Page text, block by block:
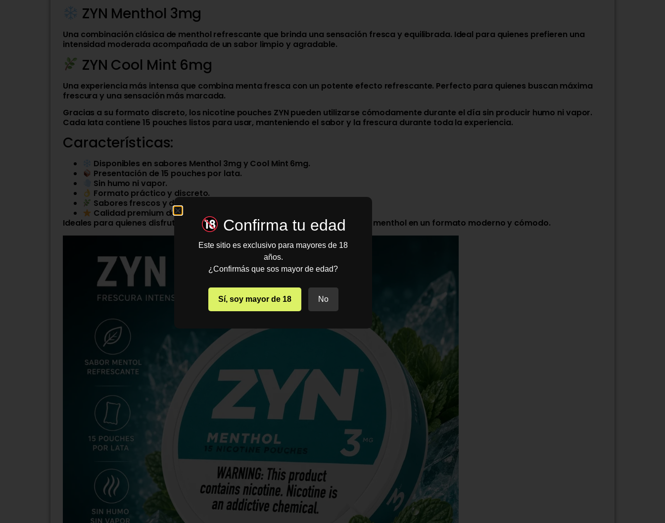
ZYN Menthol 3mg
Una combinación clásica de menthol refrescante que brinda una sensación fresca y equilibrada. Ideal para quienes prefieren una
intensidad moderada acompañada de un sabor limpio y agradable.
ZYN Cool Mint 6mg
Una experiencia más intensa que combina menta fresca con un potente efecto refrescante. Perfecto para quienes buscan máxima
frescura y una sensación más marcada.
Gracias a su formato discreto, los nicotine pouches ZYN pueden utilizarse cómodamente durante el día sin producir humo ni vapor.
Cada lata contiene 15 pouches listos para usar, manteniendo el sabor y la frescura durante toda la experiencia.
Características:
Disponibles en sabores Menthol 3mg y Cool Mint 6mg.
Presentación de 15 pouches por lata.
Sin humo ni vapor.
Formato práctico y discreto.
Sabores frescos y duraderos.
Calidad premium de una de las marcas líderes en nicotine pouches.
Ideales para quienes disfrutan las sensaciones refrescantes de la menta y el menthol en un formato moderno y cómodo.
Confirma tu edad
Este sitio es exclusivo para mayores de 18
años.
¿Confirmás que sos mayor de edad?
Sí, soy mayor de 18 No